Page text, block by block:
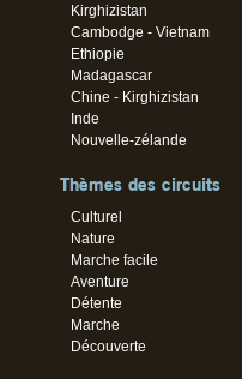
Kirghizistan
Cambodge - Vietnam
Ethiopie
Madagascar
Chine - Kirghizistan
Inde
Nouvelle-zélande
Thèmes des circuits
Culturel
Nature
Marche facile
Aventure
Détente
Marche
Découverte